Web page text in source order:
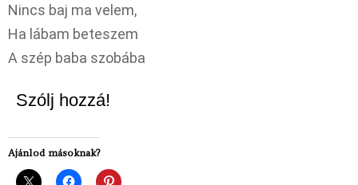
Nincs baj ma velem,
Ha lábam beteszem
A szép baba szobába
Szólj hozzá!
Ajánlod másoknak?